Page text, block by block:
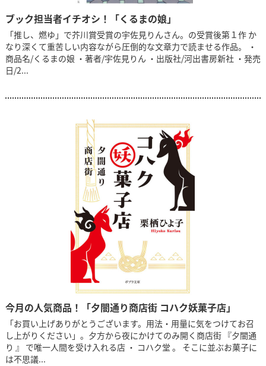
ブック担当者イチオシ！「くるまの娘」
「推し、燃ゆ」で芥川賞受賞の宇佐見りんさん。の受賞後第１作 か
なり深くて重苦しい内容ながら圧倒的な文章力で読ませる作品。 ・
商品名/くるまの娘 ・著者/宇佐見りん ・出版社/河出書房新社 ・発売
日/2...
今月の人気商品！「夕闇通り商店街 コハク妖菓子店」
「お買い上げありがとうございます。用法・用量に気をつけてお召
し上がりください」。夕方から夜にかけてのみ開く商店街 『夕闇通
り 』 で唯一人間を受け入れる店 ・ コハク堂 。 そこに並ぶお菓子に
は不思議...